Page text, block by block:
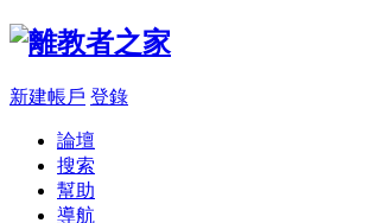
新建帳戶 登錄
論壇
搜索
幫助
導航